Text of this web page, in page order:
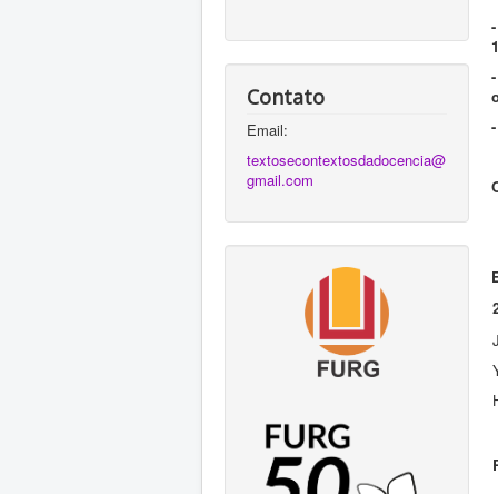
Contato
Email:
textosecontextosdadocencia@
gmail.com